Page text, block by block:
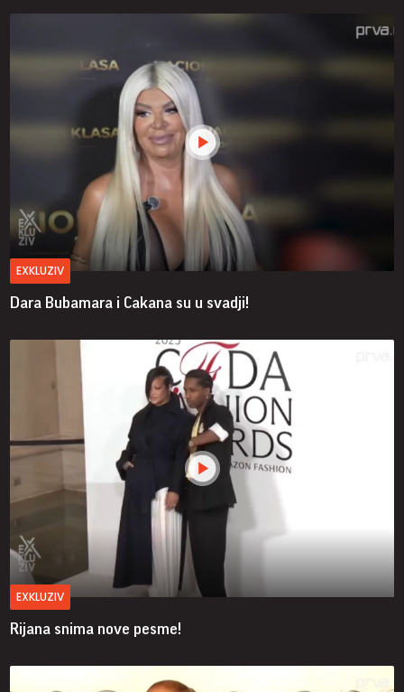
EXKLUZIV
Dara Bubamara i Cakana su u svadji!
EXKLUZIV
Rijana snima nove pesme!